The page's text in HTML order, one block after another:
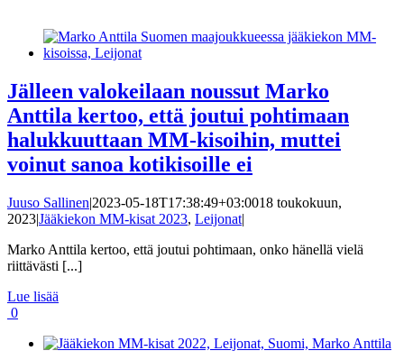
Jälleen valokeilaan noussut Marko
Anttila kertoo, että joutui pohtimaan
halukkuuttaan MM-kisoihin, muttei
voinut sanoa kotikisoille ei
Juuso Sallinen|2023-05-18T17:38:49+03:0018 toukokuun,
2023|Jääkiekon MM-kisat 2023, Leijonat|
Marko Anttila kertoo, että joutui pohtimaan, onko hänellä vielä
riittävästi [...]
Lue lisää
0